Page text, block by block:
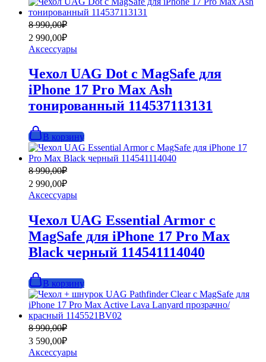
8 990,00₽
Первоначальная
цена
составляла
8
990,00₽.
2 990,00₽
Текущая
цена:
2
990,00₽.
Аксессуары
Чехол UAG Dot с MagSafe для
iPhone 17 Pro Max Ash
тонированный 114537113131
В корзину
8 990,00₽
Первоначальная
цена
составляла
8
2 990,00₽
Текущая
цена:
2
990,00₽.
Аксессуары
Чехол UAG Essential Armor с
MagSafe для iPhone 17 Pro Max
Black черный 114541114040
В корзину
8 990,00₽
Первоначальная
цена
составляла
8
3 590,00₽
Текущая
цена:
3
590,00₽.
Аксессуары